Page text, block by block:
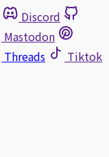
Discord
Mastodon
Threads
Tiktok